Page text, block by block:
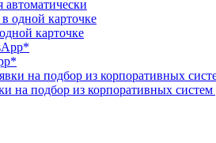
карточке
на подбор из корпоративных